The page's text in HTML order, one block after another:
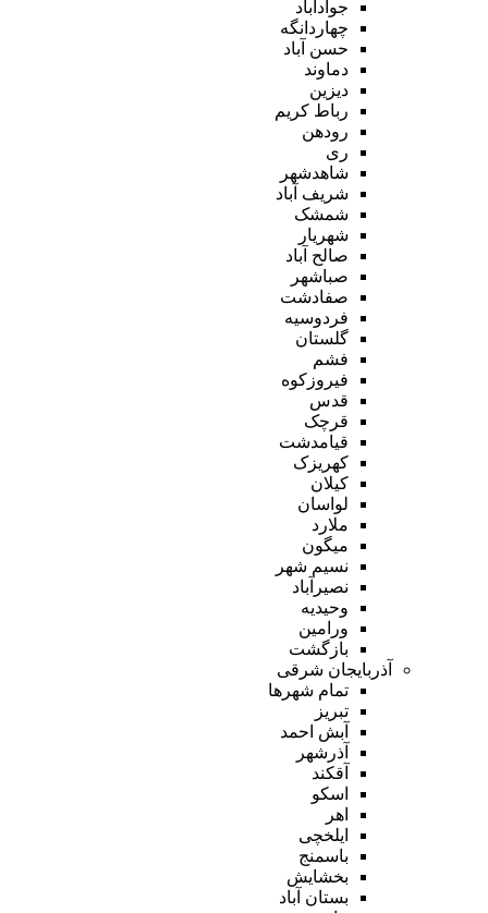
جوادآباد
چهاردانگه
حسن آباد
دماوند
دیزین
رباط کریم
رودهن
ری
شاهدشهر
شریف آباد
شمشک
شهریار
صالح آباد
صباشهر
صفادشت
فردوسیه
گلستان
فشم
فیروزکوه
قدس
قرچک
قیامدشت
کهریزک
کیلان
لواسان
ملارد
میگون
نسیم شهر
نصیرآباد
وحیدیه
ورامین
بازگشت
آذربایجان شرقی
تمام شهر‌ها
تبریز
آبش احمد
آذرشهر
آقکند
اسکو
اهر
ایلخچی
باسمنج
بخشایش
بستان آباد